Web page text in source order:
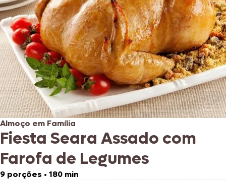
Almoço em Família
Fiesta Seara Assado com
Farofa de Legumes
9 porções • 180 min